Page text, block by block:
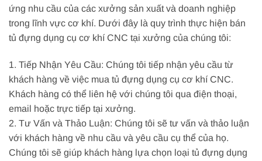
ứng nhu cầu của các xưởng sản xuất và doanh nghiệp
trong lĩnh vực cơ khí. Dưới đây là quy trình thực hiện bán
tủ đựng dụng cụ cơ khí CNC tại xưởng của chúng tôi:
1. Tiếp Nhận Yêu Cầu: Chúng tôi tiếp nhận yêu cầu từ
khách hàng về việc mua tủ đựng dụng cụ cơ khí CNC.
Khách hàng có thể liên hệ với chúng tôi qua điện thoại,
email hoặc trực tiếp tại xưởng.
2. Tư Vấn và Thảo Luận: Chúng tôi sẽ tư vấn và thảo luận
với khách hàng về nhu cầu và yêu cầu cụ thể của họ.
Chúng tôi sẽ giúp khách hàng lựa chọn loại tủ đựng dụng